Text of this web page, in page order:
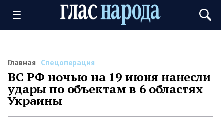
Главная Спецоперация
ВС РФ ночью на 19 июня нанесли
удары по объектам в 6 областях
Украины